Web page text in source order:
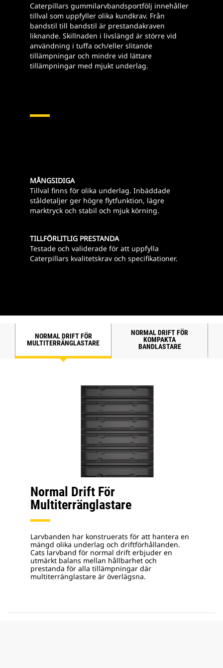
Caterpillars gummilarvbandsportfölj innehåller
tillval som uppfyller olika kundkrav. Från
bandstil till bandstil är prestandakraven
liknande. Skillnaden i livslängd är större vid
användning i tuffa och/eller slitande
tillämpningar och mindre vid lättare
tillämpningar med mjukt underlag.
MÅNGSIDIGA
Tillval finns för olika underlag. Inbäddade
ståldetaljer ger högre flytfunktion, lägre
marktryck och stabil och mjuk körning.
TILLFÖRLITLIG PRESTANDA
Testade och validerade för att uppfylla
Caterpillars kvalitetskrav och specifikationer.
NORMAL DRIFT FÖR
MULTITERRÄNGLASTARE
NORMAL DRIFT FÖR
KOMPAKTA
BANDLASTARE
Normal Drift För
Multiterränglastare
Larvbanden har konstruerats för att hantera en
mängd olika underlag och driftförhållanden.
Cats larvband för normal drift erbjuder en
utmärkt balans mellan hållbarhet och
prestanda för alla tillämpningar där
multiterränglastare är överlägsna.